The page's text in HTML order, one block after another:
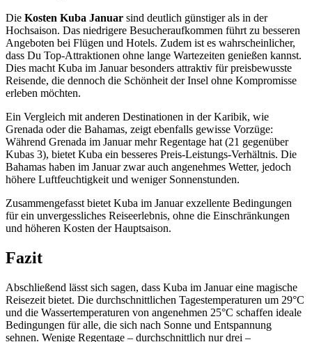
Die Kosten Kuba Januar sind deutlich günstiger als in der
Hochsaison. Das niedrigere Besucheraufkommen führt zu besseren
Angeboten bei Flügen und Hotels. Zudem ist es wahrscheinlicher,
dass Du Top-Attraktionen ohne lange Wartezeiten genießen kannst.
Dies macht Kuba im Januar besonders attraktiv für preisbewusste
Reisende, die dennoch die Schönheit der Insel ohne Kompromisse
erleben möchten.
Ein Vergleich mit anderen Destinationen in der Karibik, wie
Grenada oder die Bahamas, zeigt ebenfalls gewisse Vorzüge:
Während Grenada im Januar mehr Regentage hat (21 gegenüber
Kubas 3), bietet Kuba ein besseres Preis-Leistungs-Verhältnis. Die
Bahamas haben im Januar zwar auch angenehmes Wetter, jedoch
höhere Luftfeuchtigkeit und weniger Sonnenstunden.
Zusammengefasst bietet Kuba im Januar exzellente Bedingungen
für ein unvergessliches Reiseerlebnis, ohne die Einschränkungen
und höheren Kosten der Hauptsaison.
Fazit
Abschließend lässt sich sagen, dass Kuba im Januar eine magische
Reisezeit bietet. Die durchschnittlichen Tagestemperaturen um 29°C
und die Wassertemperaturen von angenehmen 25°C schaffen ideale
Bedingungen für alle, die sich nach Sonne und Entspannung
sehnen. Wenige Regentage – durchschnittlich nur drei –